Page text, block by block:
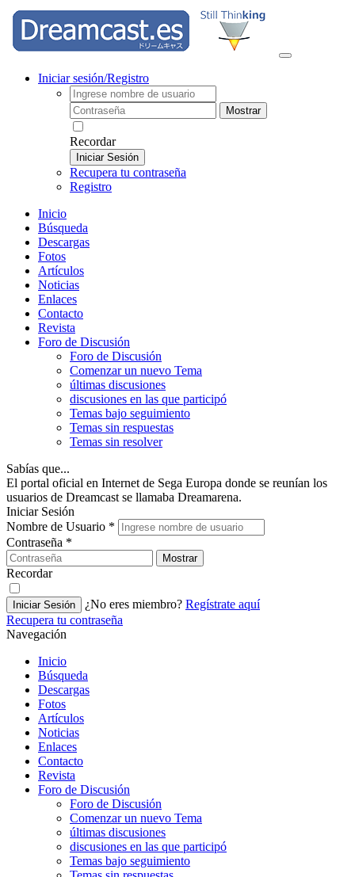
Iniciar sesión/Registro
Mostrar
Recordar
Iniciar Sesión
Recupera tu contraseña
Registro
Inicio
Búsqueda
Descargas
Fotos
Artículos
Noticias
Enlaces
Contacto
Revista
Foro de Discusión
Foro de Discusión
Comenzar un nuevo Tema
últimas discusiones
discusiones en las que participó
Temas bajo seguimiento
Temas sin respuestas
Temas sin resolver
Sabías que...
El portal oficial en Internet de Sega Europa donde se reunían los
usuarios de Dreamcast se llamaba Dreamarena.
Iniciar Sesión
Nombre de Usuario *
Contraseña *
Mostrar
Recordar
Iniciar Sesión ¿No eres miembro? Regístrate aquí
Recupera tu contraseña
Navegación
Inicio
Búsqueda
Descargas
Fotos
Artículos
Noticias
Enlaces
Contacto
Revista
Foro de Discusión
Foro de Discusión
Comenzar un nuevo Tema
últimas discusiones
discusiones en las que participó
Temas bajo seguimiento